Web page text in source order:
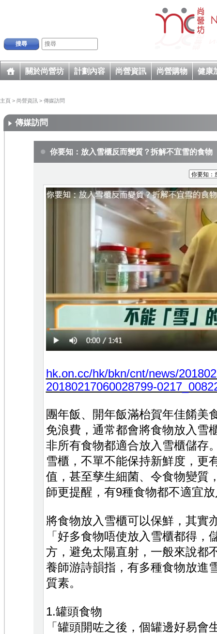
搜尋
關於尚營坊 計劃內容 尚營資訊 尚營購物 健康
主頁 > 尚營資訊 > 傳媒訪問
傳媒訪問
你要知：放入雪櫃反而變質？拆解不宜雪的食物
hk.on.cc/hk/bkn/cnt/news/
20180217060028799-
團年飯、開年飯滿枱賀年佳餚美
免浪費，通常都會將食物放入雪
非所有食物都適合放入雪櫃儲存
雪櫃，不單不能保持新鮮度，更
值，甚至孳生細菌、令食物變質
師更提醒，有9種食物都不適宜
將食物放入雪櫃可以保鮮，其實
「好多食物唔使放入雪櫃都得，
方，避免太陽直射，一般來說都
養師游詩韻指，有多種食物放進
質素。
1.罐頭食物
「罐頭開咗之後，個罐邊好易會